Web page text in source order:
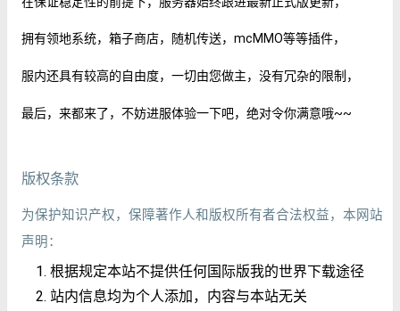
拥有领地系统，箱子商店，随机传送，mcMMO等等插件，
服内还具有较高的自由度，一切由您做主，没有冗杂的限制，
最后，来都来了，不妨进服体验一下吧，绝对令你满意哦~~
版权条款
为保护知识产权，保障著作人和版权所有者合法权益，本网站
声明：
根据规定本站不提供任何国际版我的世界下载途径
站内信息均为个人添加，内容与本站无关